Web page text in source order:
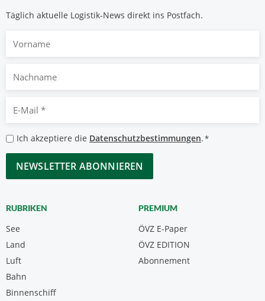
Täglich aktuelle Logistik-News direkt ins Postfach.
Nachname
Mail
*
Datenschutzbestimmungen
*
Ich akzeptiere die Datenschutzbestimmungen.*
CAPTCHA
RUBRIKEN
See
Land
Luft
Bahn
Binnenschiff
PREMIUM
ÖVZ E-Paper
Abonnement
ÖVZ EDITION